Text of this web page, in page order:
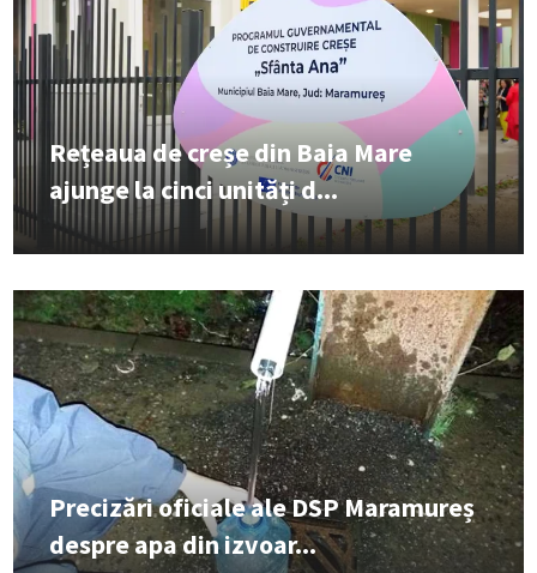
Rețeaua de creșe din Baia Mare
ajunge la cinci unități d...
Precizări oficiale ale DSP Maramureș
despre apa din izvoar...